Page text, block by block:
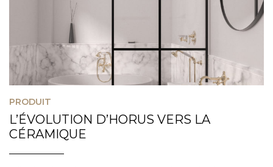
PRODUIT
L’ÉVOLUTION D’HORUS VERS LA
CÉRAMIQUE